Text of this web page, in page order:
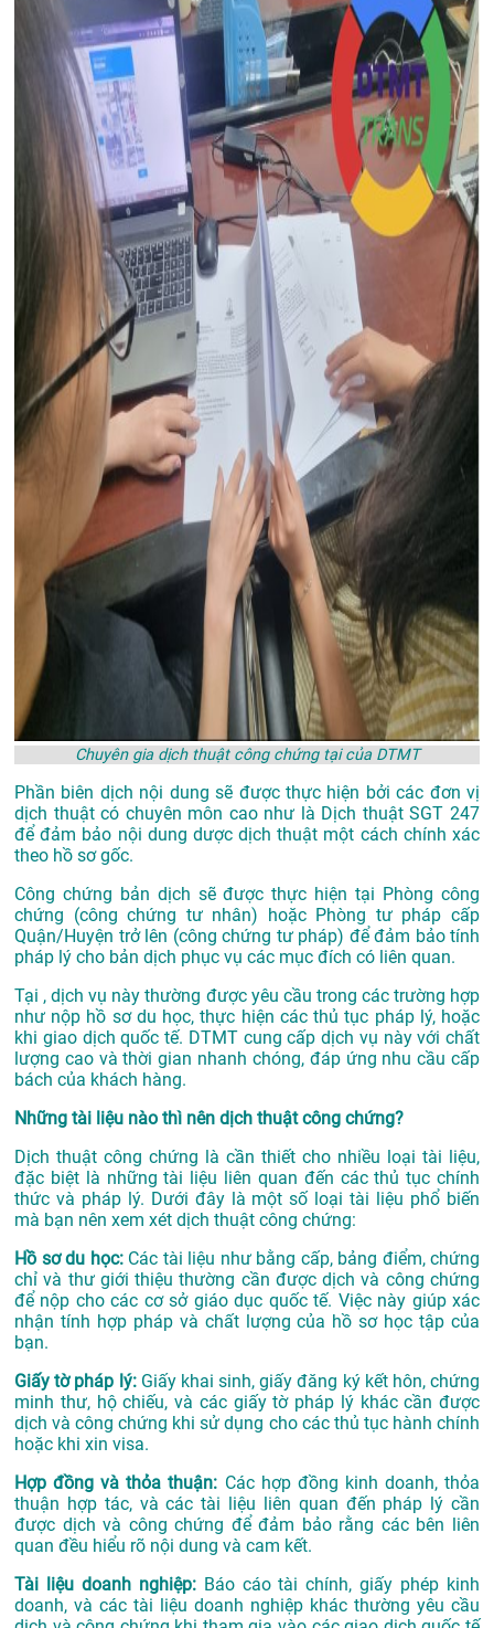
Chuyên gia dịch thuật công chứng tại của DTMT
Phần biên dịch nội dung sẽ được thực hiện bởi các đơn vị
dịch thuật có chuyên môn cao như là Dịch thuật SGT 247
để đảm bảo nội dung dược dịch thuật một cách chính xác
theo hồ sơ gốc.
Công chứng bản dịch sẽ được thực hiện tại Phòng công
chứng (công chứng tư nhân) hoặc Phòng tư pháp cấp
Quận/Huyện trở lên (công chứng tư pháp) để đảm bảo tính
pháp lý cho bản dịch phục vụ các mục đích có liên quan.
Tại , dịch vụ này thường được yêu cầu trong các trường hợp
như nộp hồ sơ du học, thực hiện các thủ tục pháp lý, hoặc
khi giao dịch quốc tế. DTMT cung cấp dịch vụ này với chất
lượng cao và thời gian nhanh chóng, đáp ứng nhu cầu cấp
bách của khách hàng.
Những tài liệu nào thì nên dịch thuật công chứng?
Dịch thuật công chứng là cần thiết cho nhiều loại tài liệu,
đặc biệt là những tài liệu liên quan đến các thủ tục chính
thức và pháp lý. Dưới đây là một số loại tài liệu phổ biến
mà bạn nên xem xét dịch thuật công chứng:
Hồ sơ du học:Các tài liệu như bằng cấp, bảng điểm, chứng
chỉ và thư giới thiệu thường cần được dịch và công chứng
để nộp cho các cơ sở giáo dục quốc tế. Việc này giúp xác
nhận tính hợp pháp và chất lượng của hồ sơ học tập của
bạn.
Giấy tờ pháp lý:Giấy khai sinh, giấy đăng ký kết hôn, chứng
minh thư, hộ chiếu, và các giấy tờ pháp lý khác cần được
dịch và công chứng khi sử dụng cho các thủ tục hành chính
hoặc khi xin visa.
Hợp đồng và thỏa thuận: Các hợp đồng kinh doanh, thỏa
thuận hợp tác, và các tài liệu liên quan đến pháp lý cần
được dịch và công chứng để đảm bảo rằng các bên liên
quan đều hiểu rõ nội dung và cam kết.
Tài liệu doanh nghiệp:Báo cáo tài chính, giấy phép kinh
doanh, và các tài liệu doanh nghiệp khác thường yêu cầu